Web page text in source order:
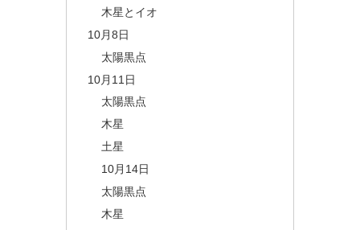
木星とイオ
10月8日
太陽黒点
10月11日
太陽黒点
木星
土星
10月14日
太陽黒点
木星